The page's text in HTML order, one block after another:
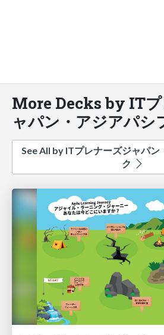
More Decks by ITプ
ャパン・アジアパシ
See All by ITプレナーズジャパン
ク